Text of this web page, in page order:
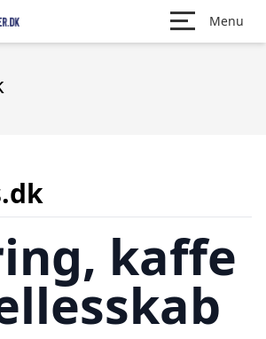
Menu
kaffe